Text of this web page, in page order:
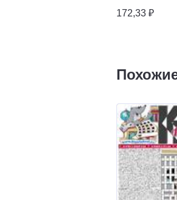
172,33 ₽